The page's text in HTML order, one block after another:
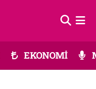
EKONOMİ